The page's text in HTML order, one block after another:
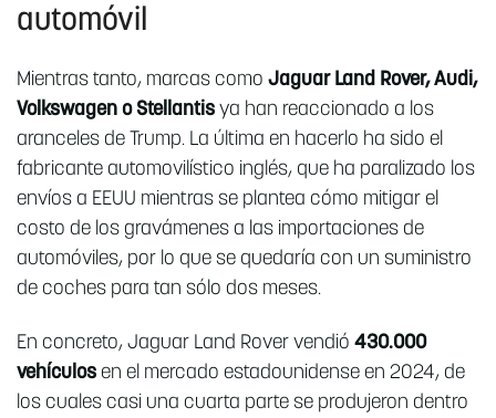
automóvil
Mientras tanto, marcas como Jaguar Land Rover, Audi,
Volkswagen o Stellantis ya han reaccionado a los
aranceles de Trump. La última en hacerlo ha sido el
fabricante automovilístico inglés, que ha paralizado los
envíos a EEUU mientras se plantea cómo mitigar el
costo de los gravámenes a las importaciones de
automóviles, por lo que se quedaría con un suministro
de coches para tan sólo dos meses.
En concreto, Jaguar Land Rover vendió 430.000
vehículos en el mercado estadounidense en 2024, de
los cuales casi una cuarta parte se produjeron dentro